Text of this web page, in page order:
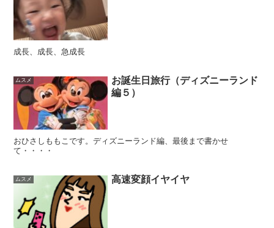
成長、成長、急成長
ムスメ
お誕生日旅行（ディズニーランド
編５）
おひさしももこです。ディズニーランド編、最後まで書かせ
て・・・・
ムスメ 高速変顔イヤイヤ